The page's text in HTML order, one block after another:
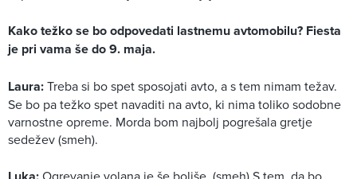
Kako težko se bo odpovedati lastnemu avtomobilu? Fiesta
je pri vama še do 9. maja.
Laura:Treba si bo spet sposojati avto, a s tem nimam težav.
Se bo pa težko spet navaditi na avto, ki nima toliko sodobne
varnostne opreme. Morda bom najbolj pogrešala gretje
sedežev (smeh).